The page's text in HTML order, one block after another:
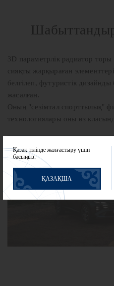
3D параметрлік радиатор
сияқты жарқыраған
белгілеп, футуристік
жасалған.
Оның "сезімтал спорттылық"
технологиялары оны өз
Қазақ тілінде жалғастыру үшін
басыңыз:
ҚАЗАҚША